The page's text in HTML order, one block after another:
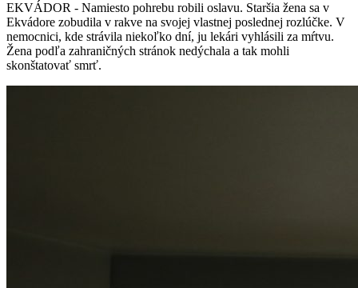
EKVÁDOR - Namiesto pohrebu robili oslavu. Staršia žena sa v
Ekvádore zobudila v rakve na svojej vlastnej poslednej rozlúčke. V
nemocnici, kde strávila niekoľko dní, ju lekári vyhlásili za mŕtvu.
Žena podľa zahraničných stránok nedýchala a tak mohli
skonštatovať smrť.